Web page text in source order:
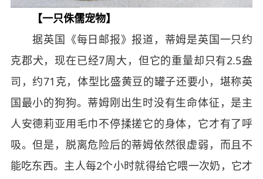
【一只侏儒宠物】
据英国《每日邮报》报道，蒂姆是英国一只约
克郡犬，现在已经7周大，但它的重量却只有2.5盎
司，约71克，体型比盛黄豆的罐子还要小，堪称英
国最小的狗狗。蒂姆刚出生时没有生命体征，是主
人安德莉亚用毛巾不停揉搓它的身体，它才有了呼
吸。但是，脱离危险后的蒂姆依然很虚弱，而且不
能吃东西。主人每2个小时就得给它喂一次奶，它才